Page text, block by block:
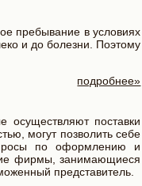
пребывание в условиях
и до болезни. Поэтому
подробнее»
поставки
могут позволить себе
по оформлению и
фирмы, занимающиеся
представитель.